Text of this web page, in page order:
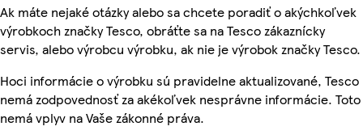
Ak máte nejaké otázky alebo sa chcete poradiť o akýchkoľvek
výrobkoch značky Tesco, obráťte sa na Tesco zákaznícky
servis, alebo výrobcu výrobku, ak nie je výrobok značky Tesco.
Hoci informácie o výrobku sú pravidelne aktualizované, Tesco
nemá zodpovednosť za akékoľvek nesprávne informácie. Toto
nemá vplyv na Vaše zákonné práva.